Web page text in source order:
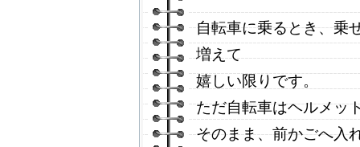
自転車に乗るとき、乗
増えて
嬉しい限りです。
ただ自転車はヘルメッ
そのまま、前かごへ入